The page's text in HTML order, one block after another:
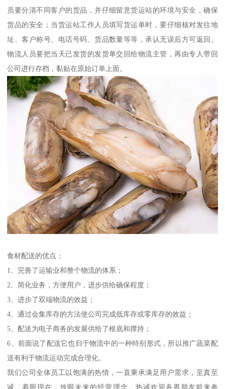
员要分清不同客户的货品，并仔细留意货运站的环境与安全，确保
货品的安全；当货运站工作人员填写货运单时，要仔细核对发往地
址、客户称号、电话号码、货品数量等等，承认无误后方可返回。
物流人员要把当天已发货的发货单交回给物流主管，再由专人带回
公司进行存档，黏贴在原始订单上面。
食材配送的优点：
1、完善了运输业和整个物流的体系；
2、简化业务，方便用户，进步供给确保程度；
3、进步了双端物流的效益；
4、通过会集库存的方法使公司完成低库存或零库存的效益；
5、配送为电子商务的发展供给了根底和撑持；
6、前面说了配送它也归于物流中的一种特别形式，所以推广蔬菜配
送有利于物流运动完成合理化。
我们公司全体员工以饱满的热情，一直秉承满足用户需求，至真至
诚，着眼现在，放眼未来的经营理念。热诚欢迎各界朋友前来参